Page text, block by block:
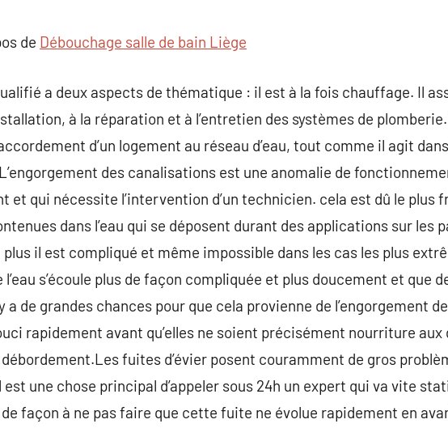
de Débouchage salle de bain Liège
a deux aspects de thématique : il est à la fois chauffage. Il
à la réparation et à l’entretien des systèmes de
d’un logement au réseau d’eau, tout comme il agit
des canalisations est une anomalie de
et qui nécessite l’intervention d’un technicien. cela est dû le plus
dans l’eau qui se déposent durant des applications sur les
il est compliqué et même impossible dans les cas les plus
s’écoule plus de façon compliquée et plus doucement et que
a de grandes chances pour que cela provienne de l’engorgement
rapidement avant qu’elles ne soient précisément nourriture aux
fuites d’évier posent couramment de gros
est une chose principal d’appeler sous 24h un expert qui va vite
façon à ne pas faire que cette fuite ne évolue rapidement en